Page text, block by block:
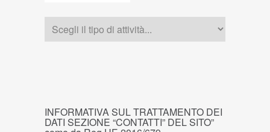
Tipologia
INFORMATIVA
SUL
INFORMATIVA SUL TRATTAMENTO DEI
DATI SEZIONE “CONTATTI” DEL SITO”